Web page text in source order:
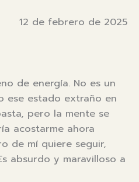
12 de febrero de 2025
de energía. No es un
ese estado extraño en
pero la mente se
acostarme ahora
de mí quiere seguir,
absurdo y maravilloso a